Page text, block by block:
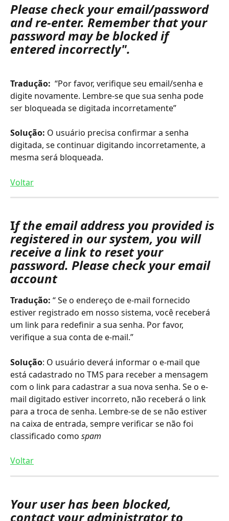
Please check your email/password
and re-enter. Remember that your
password may be blocked if
entered incorrectly".
Tradução:
  “Por favor, verifique seu email/senha e
digite novamente. Lembre-se que sua senha pode
ser bloqueada se digitada incorretamente”
Solução: O usuário precisa confirmar a senha
digitada, se continuar digitando incorretamente, a
mesma será bloqueada.
Voltar
If the email address you provided is
registered in our system, you will
receive a link to reset your
password. Please check your email
account
Tradução: “ Se o endereço de e-mail fornecido
estiver registrado em nosso sistema, você receberá
um link para redefinir a sua senha. Por favor,
verifique a sua conta de e-mail.”
Solução: O usuário deverá informar o e-mail que
está cadastrado no TMS para receber a mensagem
com o link para cadastrar a sua nova senha. Se o e-
mail digitado estiver incorreto, não receberá o link
para a troca de senha. Lembre-se de se não estiver
na caixa de entrada, sempre verificar se não foi
classificado como spam
Voltar
Your user has been blocked,
contact your administrator to